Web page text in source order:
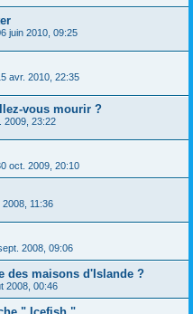
juin 2010, 09:25
avr. 2010, 22:35
vous mourir ?
2009, 23:22
oct. 2009, 20:10
2008, 11:36
2008, 09:06
des maisons d'Islande ?
2008, 00:46